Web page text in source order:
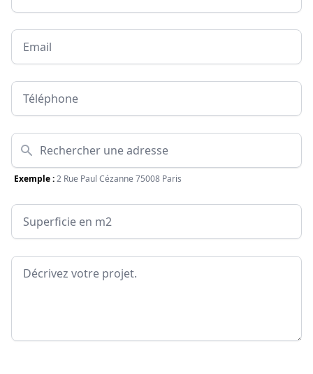
Email
Téléphone
Adresse
Exemple :2 Rue Paul Cézanne 75008 Paris
Surface
Message